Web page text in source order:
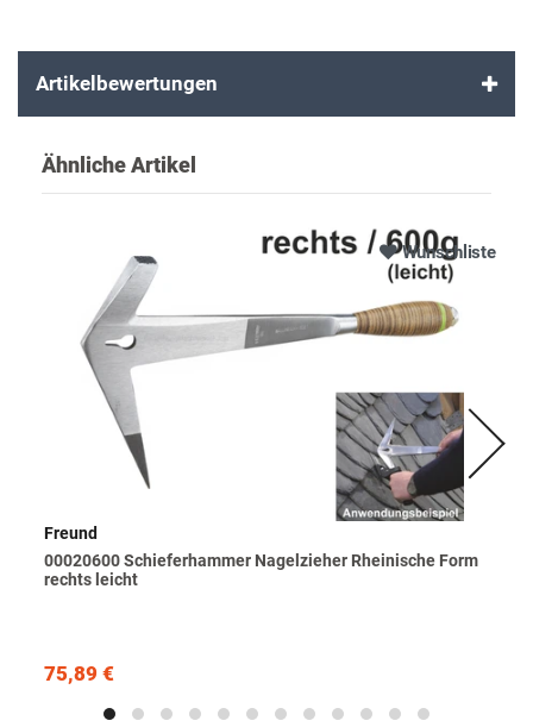
Artikelbewertungen
Ähnliche Artikel
Wunschliste
Freund
00020600 Schieferhammer Nagelzieher Rheinische Form
rechts leicht
75,89 €